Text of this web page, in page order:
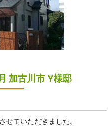
加古川市 Y様邸
せていただきました。